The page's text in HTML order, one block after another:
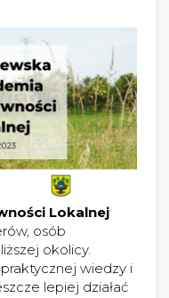
Lokalnej
osób
okolicy.
wiedzy i
lepiej działać